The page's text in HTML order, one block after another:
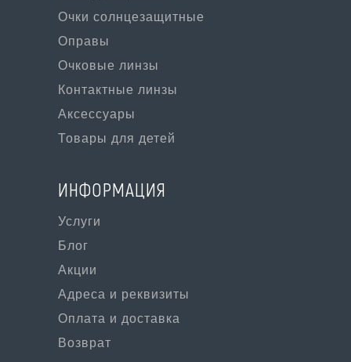
Очки солнцезащитные
Очковые линзы
Оправы
Контактные линзы
Аксессуары
Товары для детей
ИНФОРМАЦИЯ
Услуги
Адреса и реквизиты
Оплата и доставка
Возврат
Блог
Акции